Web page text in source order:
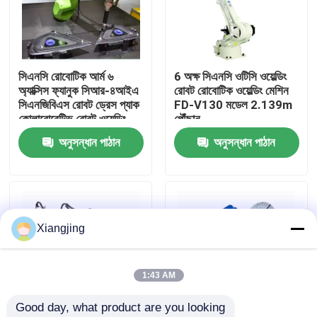
আমাদের সম্পর্কে
কারখানা ভ্রমণ
মান নিয়ন্ত্রণ
ব্লগ
শিল্প রোবট হাত
সিএনসি রোবোটিক আর্ম ৬
অ্যাক্সিস ফ্যানুক সিআর-৪আইএ
সিএনজিবিএস রোবট ড্রেস প্যাক
কোলাবোরেটিভ রোবট ওয়েল্ডিং
অনুসন্ধান পাঠান
6 অক্ষ সিএনসি ওটিসি ওয়েল্ডিং
রোবট রোবোটিক ওয়েল্ডিং মেশিন
FD-V130 মডেল 2.139m
পৌঁছান
অনুসন্ধান পাঠান
Xiangjing
1:43 AM
Good day, what product are you looking